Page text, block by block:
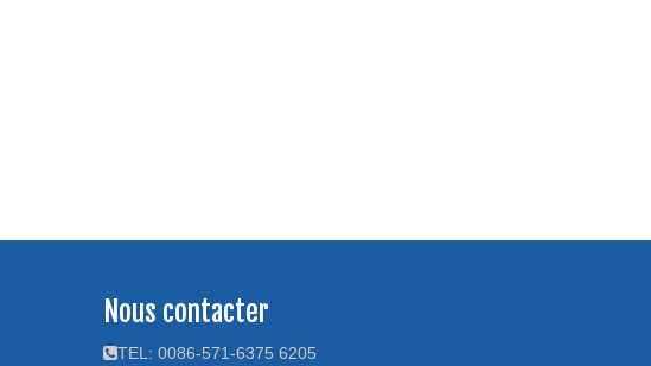
Nous contacter
TEL: 0086-571-6375 6205